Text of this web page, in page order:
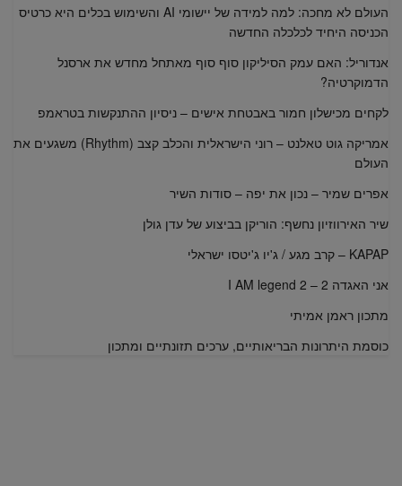
העולם לא מחכה: למה למידה של יישומי AI והשימוש בכלים היא כרטיס
הכניסה היחיד לכלכלה החדשה
אנדוריל: האם עמק הסיליקון סוף סוף מאתחל מחדש את ארסנל
הדמוקרטיה?
לקחים מכישלון חמור באבטחת אישים – ניסיון ההתנקשות בטראמפ
אמריקה גוט טאלנט – רוני הישראלית והכלב קצב (Rhythm) משגעים את
העולם
אפרים שמיר – נכון את יפה – סודות השיר
שיר האירווזיון נחשף: הוריקן בביצוע של עדן גולן
KAPAP – קרב מגע / ג'יו ג'יטסו ישראלי
אני האגדה 2 – I AM legend 2
מתכון ראמן אמיתי
כוסמת היתרונות הבריאותיים, ערכים תזונתיים ומתכון